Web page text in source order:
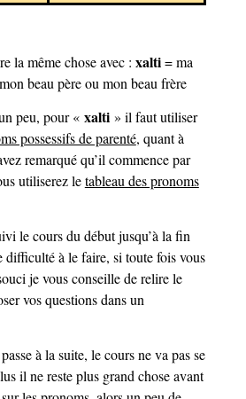
la même chose avec : xalti= ma
beau père ou mon beau frère
peu, pour « xalti» il faut utiliser
possessifs de parenté, quant à
remarqué qu’il commence par
utiliserez letableau des pronoms
le cours du début jusqu’à la fin
difficulté à le faire, si toute fois vous
je vous conseille de relire le
vos questions dans un
à la suite, le cours ne va pas se
il ne reste plus grand chose avant